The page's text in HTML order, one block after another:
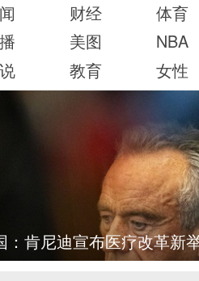
财经 体育
美图 NBA
教育 女性
云南普洱：乡村风光如画